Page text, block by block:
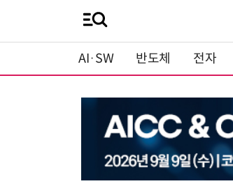
AI·SW 반도체 전자